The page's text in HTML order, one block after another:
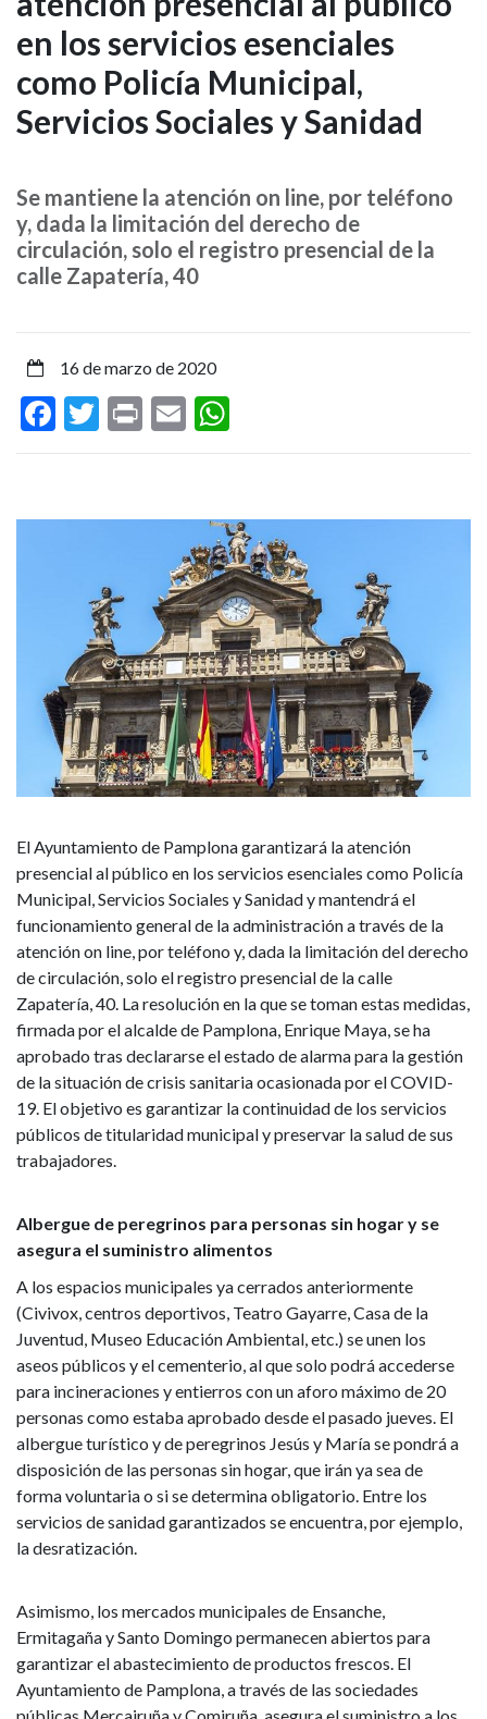
Ayuntamiento
garantiza
la
presencial
al
público
los
servicios
como
Policía
Municipal,
Servicios
Sociales
Sanidad
en los servicios esenciales
como Policía Municipal,
Servicios Sociales y Sanidad
Se mantiene la atención on line, por teléfono
y, dada la limitación del derecho de
circulación, solo el registro presencial de la
calle Zapatería, 40
16 de marzo de 2020
Facebook
Twitter
PrintEmail
El Ayuntamiento de Pamplona garantizará la atención
presencial al público en los servicios esenciales como Policía
Municipal, Servicios Sociales y Sanidad y mantendrá el
funcionamiento general de la administración a través de la
atención on line, por teléfono y, dada la limitación del derecho
de circulación, solo el registro presencial de la calle
Zapatería, 40. La resolución en la que se toman estas medidas,
firmada por el alcalde de Pamplona, Enrique Maya, se ha
aprobado tras declararse el estado de alarma para la gestión
de la situación de crisis sanitaria ocasionada por el COVID-
19. El objetivo es garantizar la continuidad de los servicios
públicos de titularidad municipal y preservar la salud de sus
trabajadores.
Albergue de peregrinos para personas sin hogar y se
asegura el suministro alimentos
A los espacios municipales ya cerrados anteriormente
(Civivox, centros deportivos, Teatro Gayarre, Casa de la
Juventud, Museo Educación Ambiental, etc.) se unen los
aseos públicos y el cementerio, al que solo podrá accederse
para incineraciones y entierros con un aforo máximo de 20
personas como estaba aprobado desde el pasado jueves. El
albergue turístico y de peregrinos Jesús y María se pondrá a
disposición de las personas sin hogar, que irán ya sea de
forma voluntaria o si se determina obligatorio. Entre los
servicios de sanidad garantizados se encuentra, por ejemplo,
la desratización.
Asimismo, los mercados municipales de Ensanche,
Ermitagaña y Santo Domingo permanecen abiertos para
garantizar el abastecimiento de productos frescos. El
Ayuntamiento de Pamplona, a través de las sociedades